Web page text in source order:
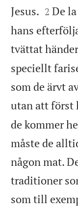
Jesus. 

2 De
hans
tvättat
speciellt
som de ärvt
utan att först
de kommer
måste de
någon mat.
traditioner
som till